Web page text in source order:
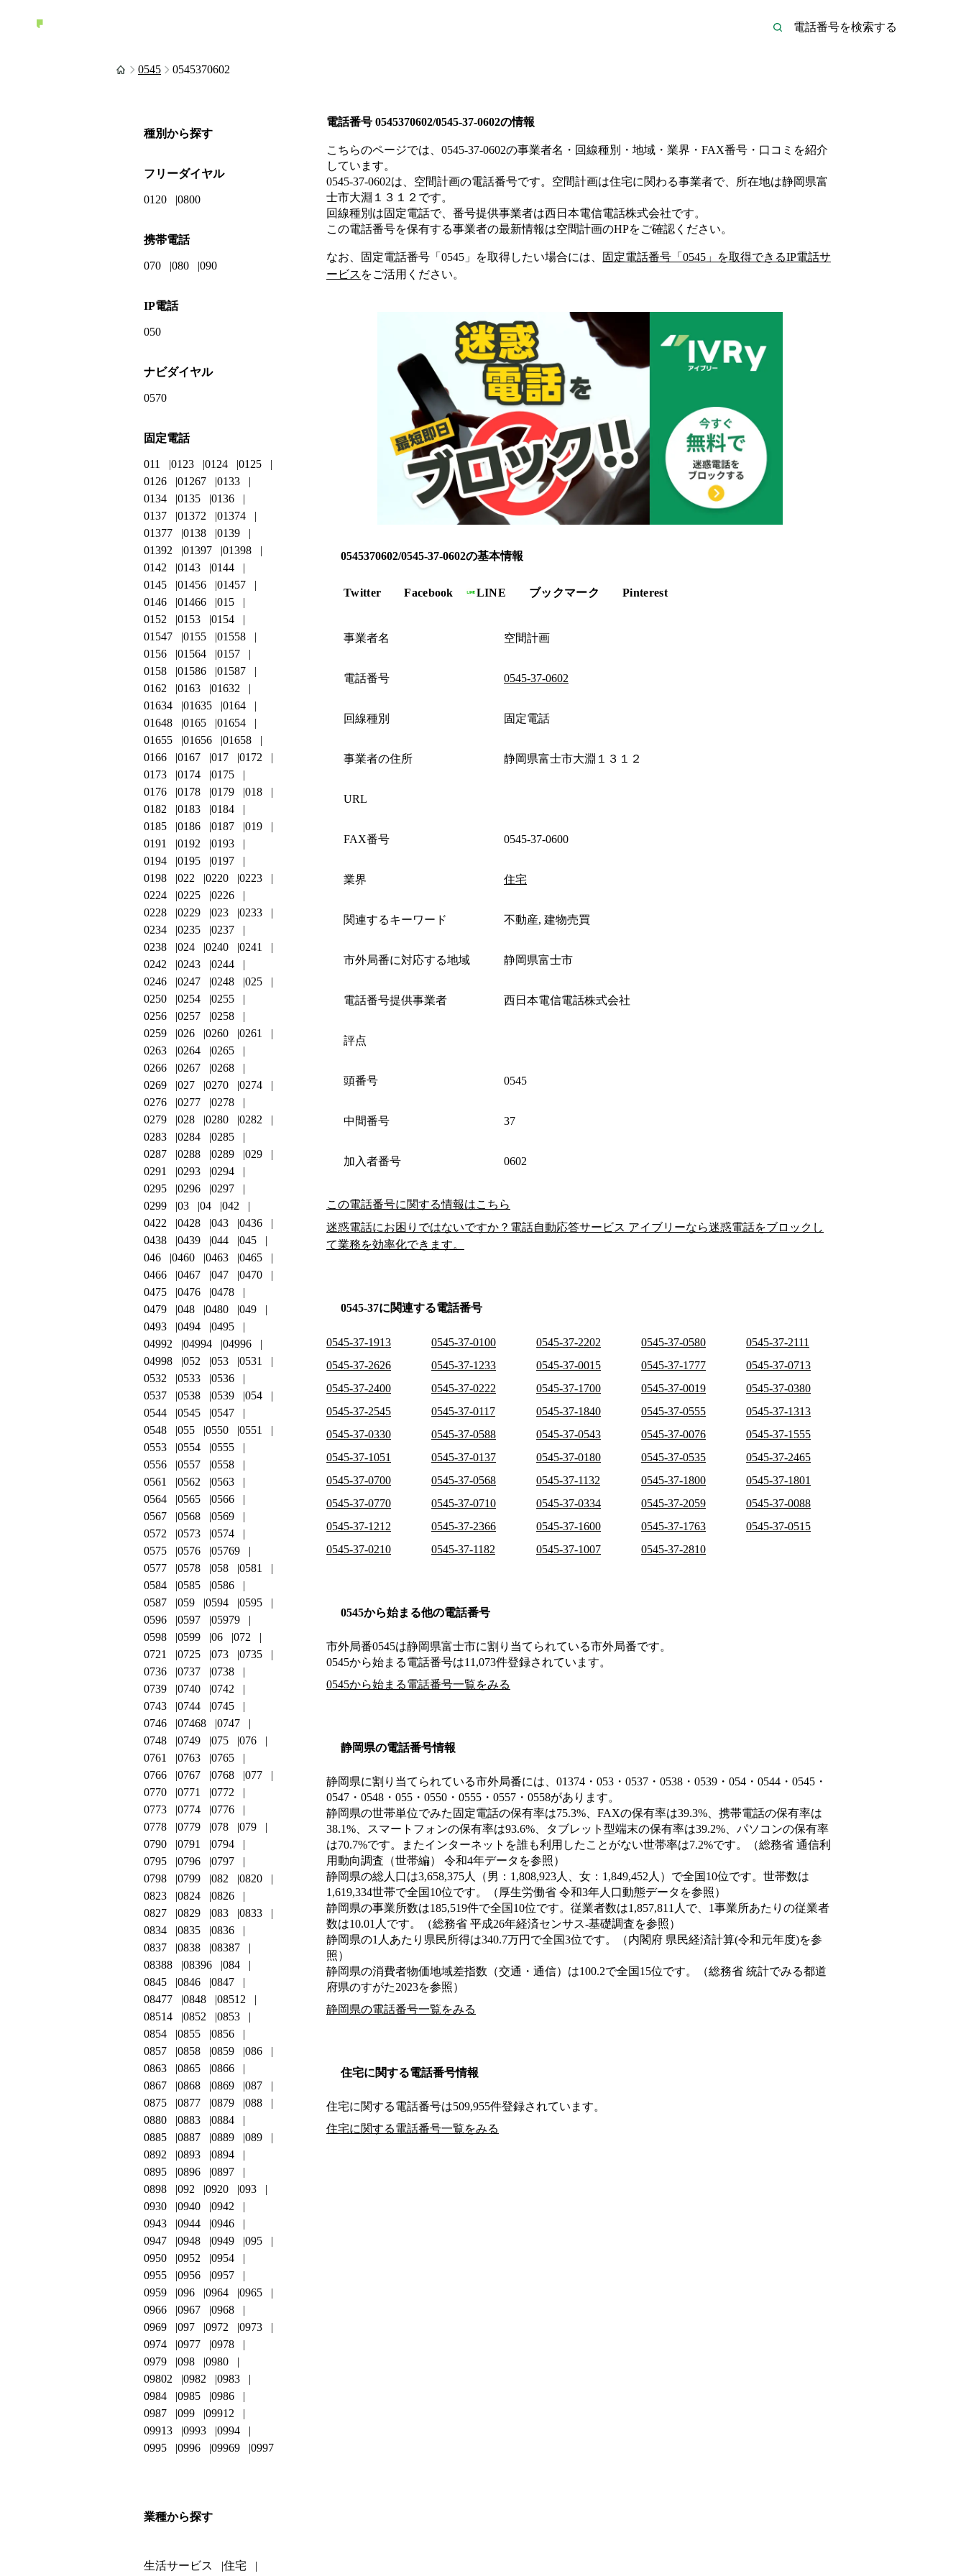
0545 0545370602
電話番号 0545370602/0545-37-0602の情報
こちらのページでは、 0545-37-0602の事業者名・回線種別・地域・業界・FAX番号・口コミを紹介
しています。
0545-37-0602は、 空間計画の電話番号です。 空間計画は住宅に関わる事業者で、所在地は静岡県富
士市大淵１３１２ です。
回線種別は固定電話で、番号提供事業者は西日本電信電話株式会社です。
この電話番号を保有する事業者の最新情報は空間計画のHPをご確認ください。
なお、固定電話番号「 0545 」を取得したい場合には、 固定電話番号「 0545 」を取得できるIP電話サ
ービス をご活用ください。
0545370602/0545-37-0602の基本情報
Twitter Facebook LINE ブックマーク Pinterest
事業者名 空間計画
電話番号 0545-37-0602
回線種別 固定電話
事業者の住所 静岡県富士市大淵１３１２
URL
FAX番号 0545-37-0600
業界 住宅
関連するキーワード 不動産, 建物売買
市外局番に対応する地域 静岡県富士市
電話番号提供事業者 西日本電信電話株式会社
評点
頭番号 0545
中間番号 37
加入者番号 0602
この電話番号に関する情報はこちら
迷惑電話にお困りではないですか？電話自動応答サービス アイブリーなら迷惑電話をブロックし
て業務を効率化できます。
0545-37に関連する電話番号
0545-37-1913 0545-37-0100 0545-37-2202 0545-37-0580
0545-37-2111
0545-37-2626
0545-37-1233 0545-37-0015 0545-37-1777
0545-37-0713
0545-37-2400
0545-37-0222 0545-37-1700 0545-37-0019
0545-37-0380
0545-37-2545
0545-37-0117 0545-37-1840 0545-37-0555
0545-37-1313
0545-37-0330
0545-37-0588 0545-37-0543 0545-37-0076
0545-37-1555
0545-37-1051
0545-37-0137 0545-37-0180 0545-37-0535
0545-37-2465
0545-37-0700
0545-37-0568 0545-37-1132 0545-37-1800
0545-37-1801
0545-37-0770
0545-37-0710 0545-37-0334 0545-37-2059
0545-37-0088
0545-37-1212
0545-37-2366 0545-37-1600 0545-37-1763
0545-37-0515
0545-37-0210
0545-37-1182 0545-37-1007 0545-37-2810
0545から始まる他の電話番号
市外局番0545は静岡県富士市に割り当てられている市外局番です。
0545から始まる電話番号は11,073件登録されています。
0545から始まる電話番号一覧をみる
静岡県の電話番号情報
静岡県に割り当てられている市外局番には、01374・053・0537・0538・0539・054・0544・0545・
0547・0548・055・0550・0555・0557・0558があります。
静岡県の世帯単位でみた固定電話の保有率は75.3%、FAXの保有率は39.3%、携帯電話の保有率は
38.1%、スマートフォンの保有率は93.6%、タブレット型端末の保有率は39.2%、パソコンの保有率
は70.7%です。またインターネットを誰も利用したことがない世帯率は7.2%です。（総務省 通信利
用動向調査（世帯編） 令和4年データを参照）
静岡県の総人口は3,658,375人（男：1,808,923人、女：1,849,452人）で全国10位です。世帯数は
1,619,334世帯で全国10位です。（厚生労働省 令和3年人口動態データを参照）
静岡県の事業所数は185,519件で全国10位です。従業者数は1,857,811人で、1事業所あたりの従業者
数は10.01人です。（総務省 平成26年経済センサス‐基礎調査を参照）
静岡県の1人あたり県民所得は340.7万円で全国3位です。（内閣府 県民経済計算(令和元年度)を参
照）
静岡県の消費者物価地域差指数（交通・通信）は100.2で全国15位です。（総務省 統計でみる都道
府県のすがた2023を参照）
静岡県の電話番号一覧をみる
住宅に関する電話番号情報
住宅に関する電話番号は509,955件登録されています。
住宅に関する電話番号一覧をみる
種別から探す
フリーダイヤル
0120 0800
携帯電話
070 080 090
IP電話
050
ナビダイヤル
0570
固定電話
011 0123 0124
0125
0126
01267
0133
0134
0135
0136
0137
01372
01374
01377
0138
0139
01392
01397
01398
0142
0143
0144
0145
01456
01457
0146
01466
015
0152
0153
0154
01547
0155
01558
0156
01564
0157
0158
01586
01587
0162
0163
01632
01634
01635
0164
01648
0165
01654
01655
01656
01658
0166
0167 017
0172
0173
0174
0175
0176
0178 0179
018
0182
0183
0184
0185
0186 0187
019
0191
0192
0193
0194
0195
0197
0198
022 0220
0223
0224
0225
0226
0228
0229 023
0233
0234
0235
0237
0238
024 0240
0241
0242
0243
0244
0246
0247 0248
025
0250
0254
0255
0256
0257
0258
0259
026 0260
0261
0263
0264
0265
0266
0267
0268
0269
027 0270
0274
0276
0277
0278
0279
028 0280
0282
0283
0284
0285
0287
0288 0289
029
0291
0293
0294
0295
0296
0297
0299
03 04
042
0422
0428 043
0436
0438
0439 044
045
046
0460 0463
0465
0466
0467 047
0470
0475
0476
0478
0479
048 0480
049
0493
0494
0495
04992
04994
04996
04998
052 053
0531
0532
0533
0536
0537
0538 0539
054
0544
0545
0547
0548
055 0550
0551
0553
0554
0555
0556
0557
0558
0561
0562
0563
0564
0565
0566
0567
0568
0569
0572
0573
0574
0575
0576
05769
0577
0578 058
0581
0584
0585
0586
0587
059 0594
0595
0596
0597
05979
0598
0599 06
072
0721
0725 073
0735
0736
0737
0738
0739
0740
0742
0743
0744
0745
0746
07468
0747
0748
0749 075
076
0761
0763
0765
0766
0767 0768
077
0770
0771
0772
0773
0774
0776
0778
0779 078
079
0790
0791
0794
0795
0796
0797
0798
0799 082
0820
0823
0824
0826
0827
0829 083
0833
0834
0835
0836
0837
0838
08387
08388
08396
084
0845
0846
0847
08477
0848
08512
08514
0852
0853
0854
0855
0856
0857
0858 0859
086
0863
0865
0866
0867
0868 0869
087
0875
0877 0879
088
0880
0883
0884
0885
0887 0889
089
0892
0893
0894
0895
0896
0897
0898
092 0920
093
0930
0940
0942
0943
0944
0946
0947
0948 0949
095
0950
0952
0954
0955
0956
0957
0959
096 0964
0965
0966
0967
0968
0969
097 0972
0973
0974
0977
0978
0979
098
0980
09802
0982
0983
0984
0985
0986
0987
099
09912
09913
0993
0994
0995
0996 09969 0997
業種から探す
生活サービス 住宅